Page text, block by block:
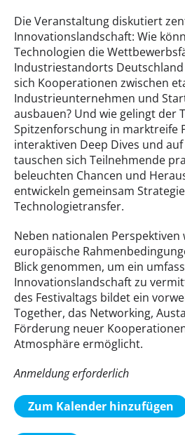
Die Veranstaltung diskutiert
Innovationslandschaft: Wie
Technologien die
Industriestandorts Deutschland
sich Kooperationen zwischen
Industrieunternehmen und
ausbauen? Und wie gelingt der
Spitzenforschung in marktreife
interaktiven Deep Dives und
tauschen sich Teilnehmende
beleuchten Chancen und
entwickeln gemeinsam
Technologietransfer.
Neben nationalen Perspektiven
europäische
Blick genommen, um ein
Innovationslandschaft zu
des Festivaltags bildet ein
Together, das Networking,
Förderung neuer
Atmosphäre ermöglicht.
Anmeldung erforderlich
Zum Kalender hinzufügen